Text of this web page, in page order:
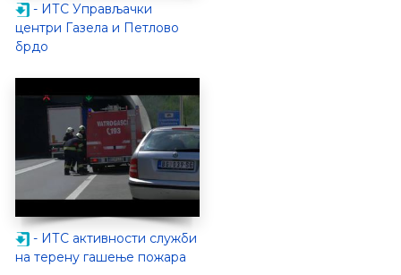
- ИТС Управљачки
центри Газела и Петлово
брдо
- ИТС активности служби
на терену гашење пожара